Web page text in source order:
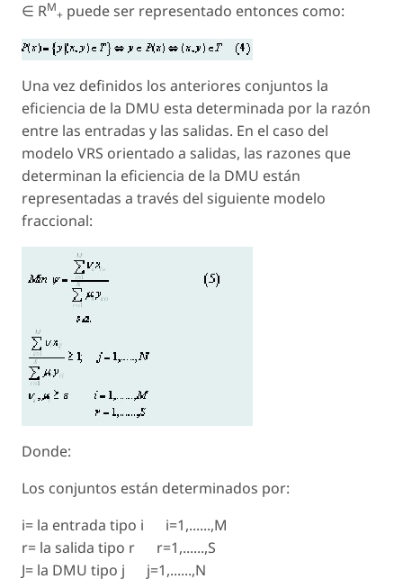
∈ RM
+ puede ser representado entonces como:
Una vez definidos los anteriores conjuntos la
eficiencia de la DMU esta determinada por la razón
entre las entradas y las salidas. En el caso del
modelo VRS orientado a salidas, las razones que
determinan la eficiencia de la DMU están
representadas a través del siguiente modelo
fraccional:
Donde:
Los conjuntos están determinados por:
i= la entrada tipo i i=1,......,M
r= la salida tipo r r=1,......,S
J= la DMU tipo j j=1,......,N